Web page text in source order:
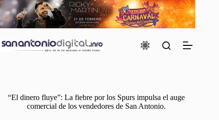
Saltar
al
contenido
“El dinero fluye”: La fiebre por los Spurs impulsa el auge
comercial de los vendedores de San Antonio.